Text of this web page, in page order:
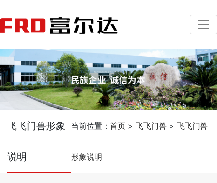
飞飞门兽形象
说明
当前位置：首页 >飞飞门兽 >飞飞门兽
形象说明